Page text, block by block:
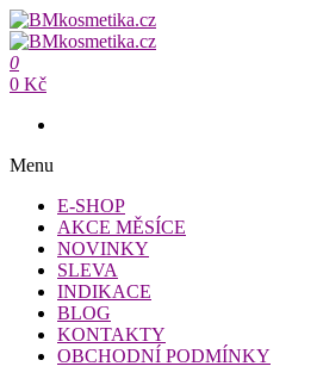
Přeskočit
na
obsah
BMkosmetika.cz
BMkosmetika.cz
0
0 Kč
Menu
E-SHOP
AKCE MĚSÍCE
NOVINKY
SLEVA
INDIKACE
BLOG
KONTAKTY
OBCHODNÍ PODMÍNKY